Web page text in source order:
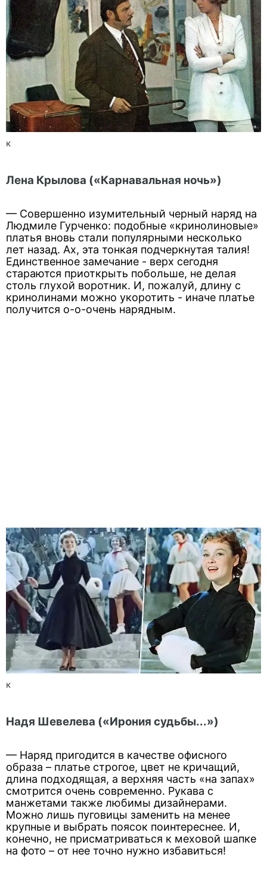
к
Лена Крылова («Карнавальная ночь»)
— Совершенно изумительный черный наряд на
Людмиле Гурченко: подобные «кринолиновые»
платья вновь стали популярными несколько
лет назад. Ах, эта тонкая подчеркнутая талия!
Единственное замечание - верх сегодня
стараются приоткрыть побольше, не делая
столь глухой воротник. И, пожалуй, длину с
кринолинами можно укоротить - иначе платье
получится о-о-очень нарядным.
к
Надя Шевелева («Ирония судьбы...»)
— Наряд пригодится в качестве офисного
образа – платье строгое, цвет не кричащий,
длина подходящая, а верхняя часть «на запах»
смотрится очень современно. Рукава с
манжетами также любимы дизайнерами.
Можно лишь пуговицы заменить на менее
крупные и выбрать поясок поинтереснее. И,
конечно, не присматриваться к меховой шапке
на фото – от нее точно нужно избавиться!